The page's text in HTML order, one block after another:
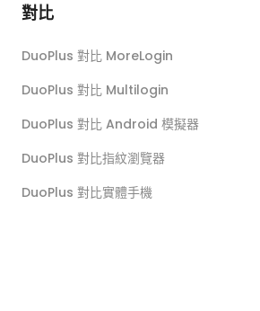
對比
DuoPlus 對比 MoreLogin
DuoPlus 對比 Multilogin
DuoPlus 對比 Android 模擬器
DuoPlus 對比指紋瀏覽器
DuoPlus 對比實體手機